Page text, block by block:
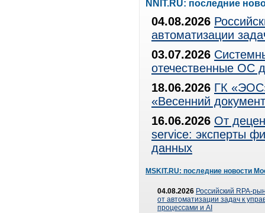
NNIT.RU: последние
04.08.2026
автоматизации
03.07.2026
отечественные ОС
18.06.2026 ГК
«Весенний
16.06.2026 От
service: эксперты
данных
MSKIT.RU: последние новости
04.08.2026 Российский RPA-
от автоматизации задач к
процессами и AI